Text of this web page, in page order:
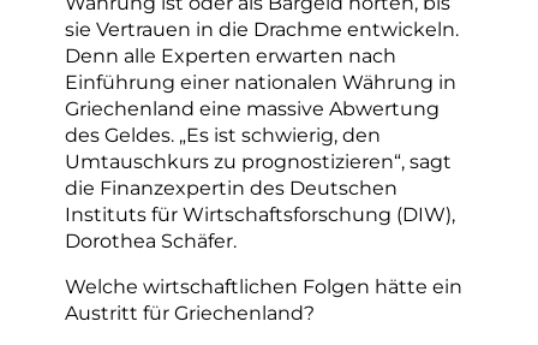
sie Vertrauen in die Drachme entwickeln.
Denn alle Experten erwarten nach
Einführung einer nationalen Währung in
Griechenland eine massive Abwertung
des Geldes. „Es ist schwierig, den
Umtauschkurs zu prognostizieren“, sagt
die Finanzexpertin des Deutschen
Instituts für Wirtschaftsforschung (DIW),
Dorothea Schäfer.
Welche wirtschaftlichen Folgen hätte ein
Austritt für Griechenland?